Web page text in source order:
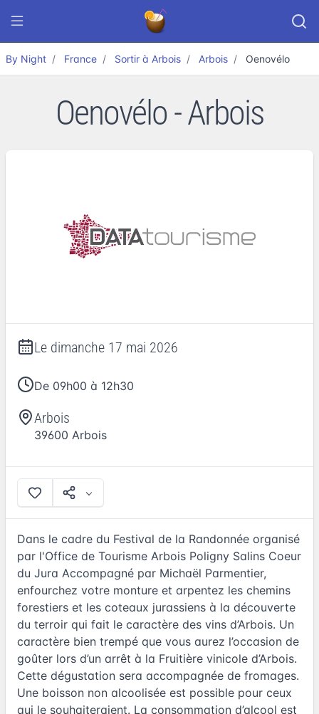
By Night France Sortir à Arbois Arbois Oenovélo
Oenovélo - Arbois
Le dimanche 17 mai 2026
De 09h00 à 12h30
Arbois
39600 Arbois
Dans le cadre du Festival de la Randonnée organisé
par l'Office de Tourisme Arbois Poligny Salins Coeur
du Jura Accompagné par Michaël Parmentier,
enfourchez votre monture et arpentez les chemins
forestiers et les coteaux jurassiens à la découverte
du terroir qui fait le caractère des vins d’Arbois. Un
caractère bien trempé que vous aurez l’occasion de
goûter lors d’un arrêt à la Fruitière vinicole d’Arbois.
Cette dégustation sera accompagnée de fromages.
Une boisson non alcoolisée est possible pour ceux
qui le souhaiteraient. La consommation d’alcool est